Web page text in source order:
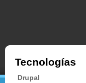
Tecnologías
Drupal